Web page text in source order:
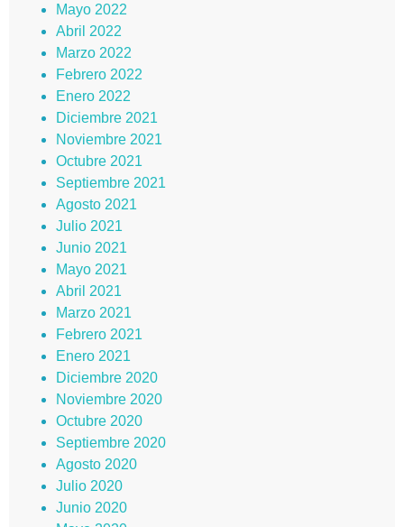
Mayo 2022
Abril 2022
Marzo 2022
Febrero 2022
Enero 2022
Diciembre 2021
Noviembre 2021
Octubre 2021
Septiembre 2021
Agosto 2021
Julio 2021
Junio 2021
Mayo 2021
Abril 2021
Marzo 2021
Febrero 2021
Enero 2021
Diciembre 2020
Noviembre 2020
Octubre 2020
Septiembre 2020
Agosto 2020
Julio 2020
Junio 2020